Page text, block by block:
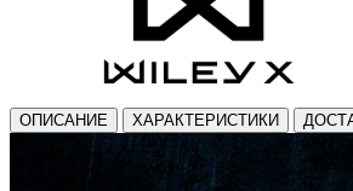
ОПИСАНИЕ ХАРАКТЕРИСТИКИ